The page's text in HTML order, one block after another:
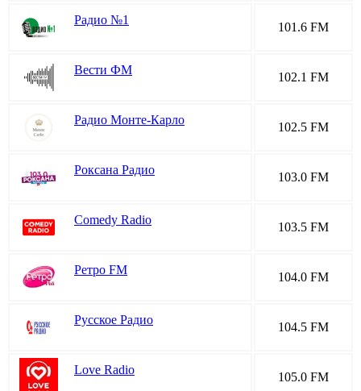
Радио №1
101.6 FM
Вести ФМ
102.1 FM
Радио Монте-Карло
102.5 FM
Роксана Радио
103.0 FM
Comedy Radio
103.5 FM
Ретро FM
104.0 FM
Русское Радио
104.5 FM
Love Radio
105.0 FM